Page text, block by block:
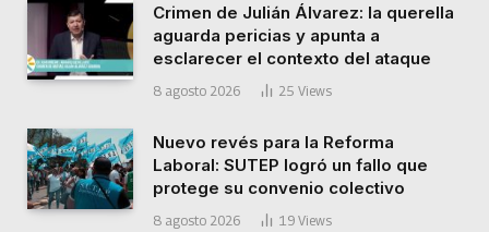
Crimen de Julián Álvarez: la querella
aguarda pericias y apunta a
esclarecer el contexto del ataque
8 agosto 2026 25 Views
Nuevo revés para la Reforma
Laboral: SUTEP logró un fallo que
protege su convenio colectivo
8 agosto 2026 19 Views